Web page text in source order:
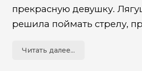
прекрасную девушку.
решила поймать стрелу,
все же превратилась в
Читать далее...